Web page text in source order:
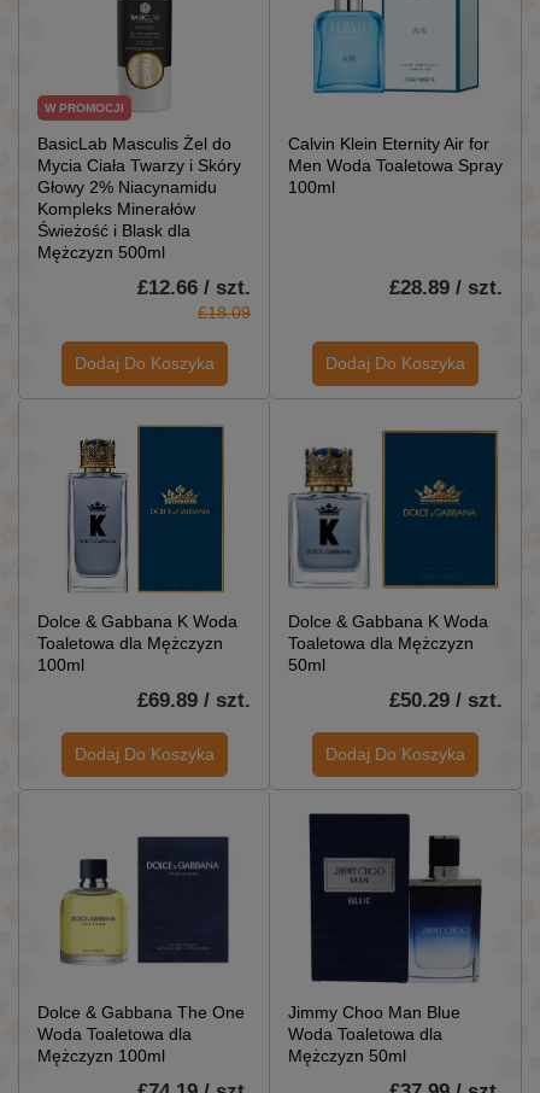
W PROMOCJI
BasicLab Masculis Żel do
Mycia Ciała Twarzy i Skóry
Głowy 2% Niacynamidu
Kompleks Minerałów
Świeżość i Blask dla
Mężczyzn 500ml
£12.66 / szt.
£18.09
Dodaj Do Koszyka
Calvin Klein Eternity Air for
Men Woda Toaletowa Spray
100ml
£28.89 / szt.
Dodaj Do Koszyka
Dolce & Gabbana K Woda
Toaletowa dla Mężczyzn
100ml
£69.89 / szt.
Dodaj Do Koszyka
Dolce & Gabbana K Woda
Toaletowa dla Mężczyzn
50ml
£50.29 / szt.
Dodaj Do Koszyka
Dolce & Gabbana The One
Woda Toaletowa dla
Mężczyzn 100ml
Jimmy Choo Man Blue
Woda Toaletowa dla
Mężczyzn 50ml